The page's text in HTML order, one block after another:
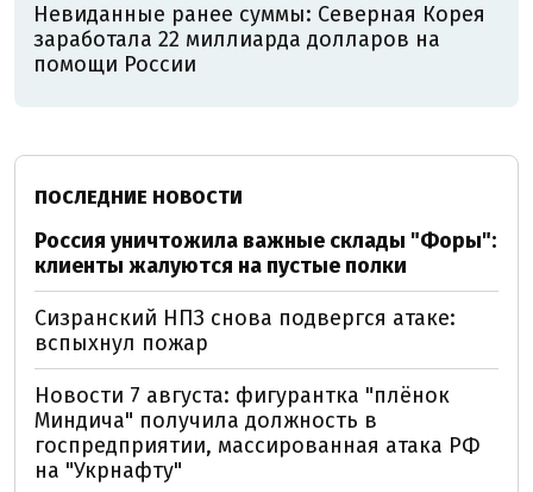
Невиданные ранее суммы: Северная Корея
заработала 22 миллиарда долларов на
помощи России
ПОСЛЕДНИЕ НОВОСТИ
Россия уничтожила важные склады "Форы":
клиенты жалуются на пустые полки
Сизранский НПЗ снова подвергся атаке:
вспыхнул пожар
Новости 7 августа: фигурантка "плёнок
Миндича" получила должность в
госпредприятии, массированная атака РФ
на "Укрнафту"